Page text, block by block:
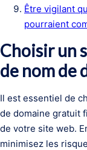
Être vigilant
pourraient
Choisir un
de nom de
Il est essentiel de
de domaine gratuit
de votre site web.
minimisez les